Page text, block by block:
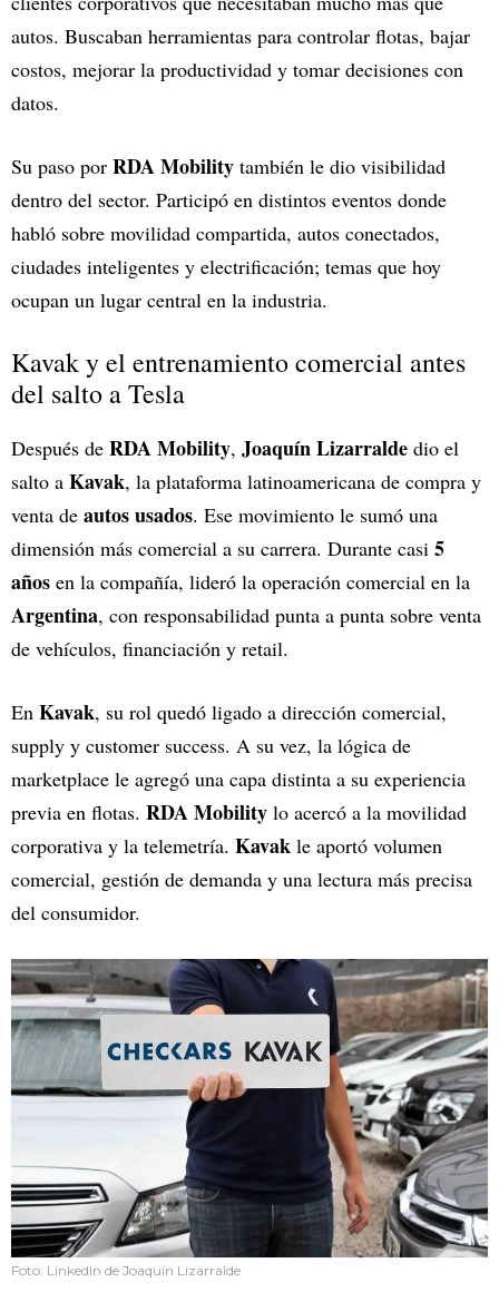
autos. Buscaban herramientas para controlar flotas, bajar
costos, mejorar la productividad y tomar decisiones con
datos.
Su paso por RDA Mobility también le dio visibilidad
dentro del sector. Participó en distintos eventos donde
habló sobre movilidad compartida, autos conectados,
ciudades inteligentes y electrificación; temas que hoy
ocupan un lugar central en la industria.
Kavak y el entrenamiento comercial antes
del salto a Tesla
Después de RDA Mobility, Joaquín Lizarralde dio el
salto a Kavak, la plataforma latinoamericana de compra y
venta de autos usados. Ese movimiento le sumó una
dimensión más comercial a su carrera. Durante casi 5
años en la compañía, lideró la operación comercial en la
Argentina, con responsabilidad punta a punta sobre venta
de vehículos, financiación y retail.
En Kavak, su rol quedó ligado a dirección comercial,
supply y customer success. A su vez, la lógica de
marketplace le agregó una capa distinta a su experiencia
previa en flotas. RDA Mobility lo acercó a la movilidad
corporativa y la telemetría. Kavak le aportó volumen
comercial, gestión de demanda y una lectura más precisa
del consumidor.
Foto: LinkedIn de Joaquín Lizarralde